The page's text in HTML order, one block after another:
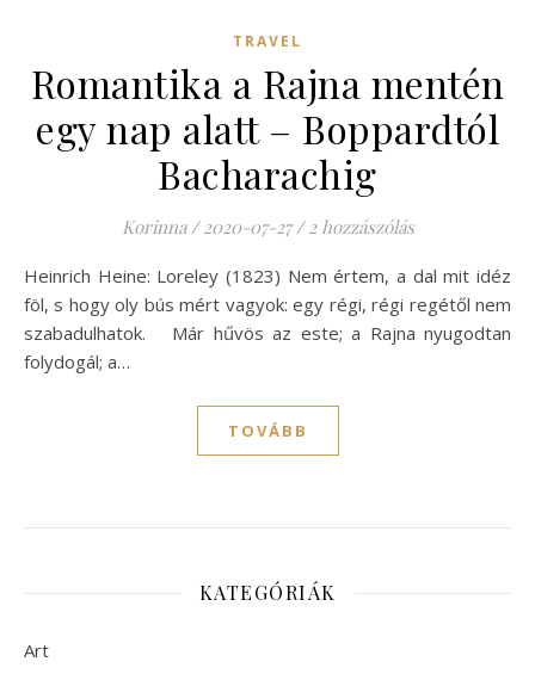
TRAVEL
Romantika a Rajna mentén
egy nap alatt – Boppardtól
Bacharachig
Korinna / 2020-07-27 / 2 hozzászólás
Heinrich Heine: Loreley (1823) Nem értem, a dal mit idéz
föl, s hogy oly bús mért vagyok: egy régi, régi regétől nem
szabadulhatok. Már hűvös az este; a Rajna nyugodtan
folydogál; a…
TOVÁBB
KATEGÓRIÁK
Art